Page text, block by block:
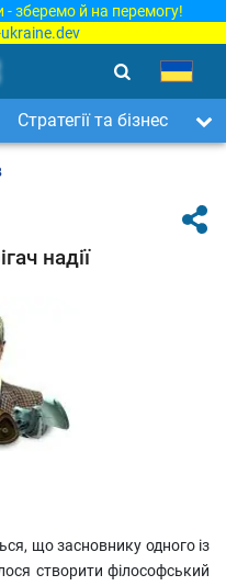
- зберемо й на перемогу!
Стратегії та бізнес
надії
що засновнику одного із
створити філософський